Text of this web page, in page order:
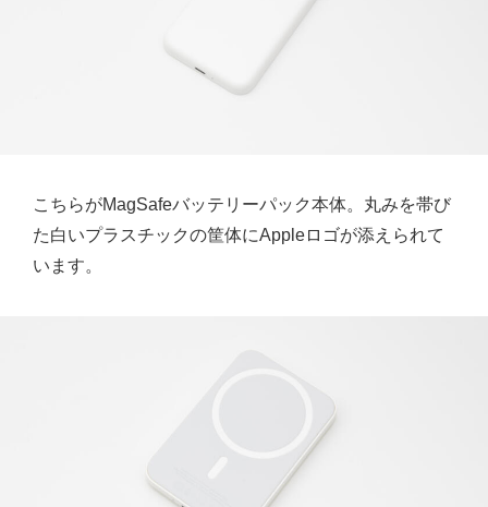
こちらがMagSafeバッテリーパック本体。丸みを帯び
た白いプラスチックの筐体にAppleロゴが添えられて
います。